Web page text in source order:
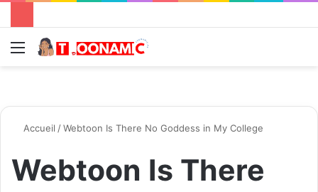
Menu
Accueil /Webtoon Is There No Goddess in My College
Webtoon Is There